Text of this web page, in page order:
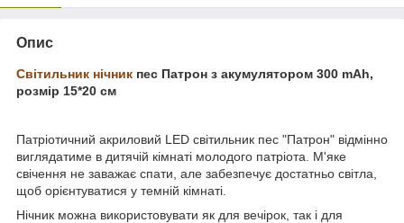
Опис
Світильник нічник пес Патрон з акумулятором 300 mAh,
розмір 15*20 см
Патріотичний акриловий LED світильник пес "Патрон" відмінно
виглядатиме в дитячій кімнаті молодого патріота. М'яке
свічення не заважає спати, але забезпечує достатньо світла,
щоб орієнтуватися у темній кімнаті.
Нічник можна використовувати як для вечірок, так і для